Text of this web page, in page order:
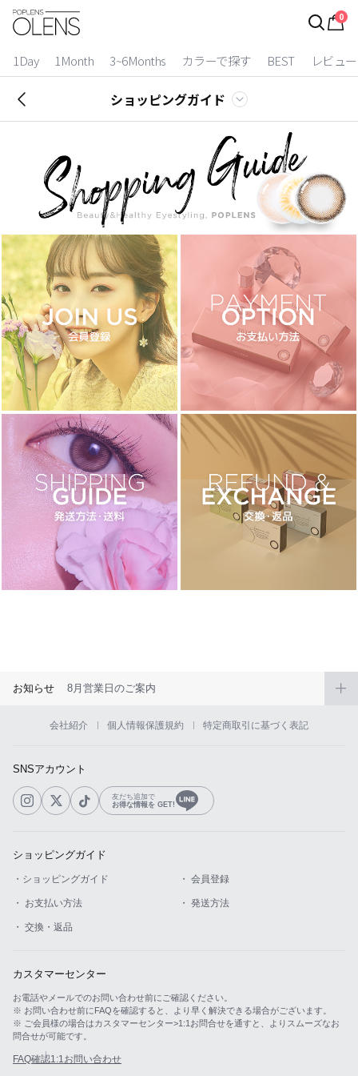
0
1Day 1Month 3~6Months カラーで探す BEST レビュー
ログイン
カラコン比較
今月限定特典
カラコン
1 Day
2 Weeks
1 Month
3~6 Months
よりどりキット
カラー
ブラウン
チョコ
グレー
ブラック
ヘーゼル
グリーン
ブルー
透明
乱視用
ハロウィンカラコン
ケア用品
総合掲示板
ショッピングガイド
ショッピングガイド
お知らせ 8月営業日のご案内
会社紹介 個人情報保護規約 特定商取引に基づく表記
SNSアカウント
友だち追加で
お得な情報を GET!
ショッピングガイド
・ショッピングガイド ・ 会員登録
・ お支払い方法 ・ 発送方法
・ 交換・返品
カスタマーセンター
お電話やメールでのお問い合わせ前にご確認ください。
※ お問い合わせ前にFAQを確認すると、より早く解決できる場合がございます。
※ ご会員様の場合はカスタマーセンター>1:1お問合せを通すと、よりスムーズなお
問合せが可能です。
FAQ確認1:1お問い合わせ